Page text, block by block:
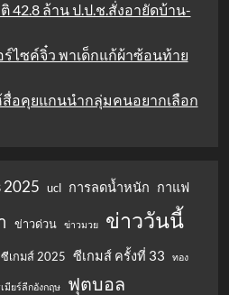
42.8 ล้าน ป.ป.ช.สั่งอายัดบ้าน-
ร์ไซค์จิ๋ว พาเด็กแก้ผ้าซ้อนท้าย
สื่อคุยแกนนำกลุ่มคนอยากเลือก
2025 ucl การลดน้ำหนัก กาแฟ
ข่าวด่วน ข่าวมวย ข่าววันนี้
ซีเกมส์ 2025 ซีเกมส์ ครั้งที่ 33 ทอง
มียร์ลีกอังกฤษ ฟุตบอล